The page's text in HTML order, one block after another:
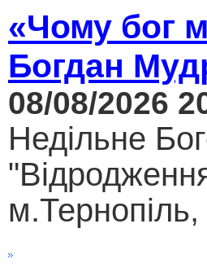
«Чому бог
Богдан
08/08/2026
Недільне